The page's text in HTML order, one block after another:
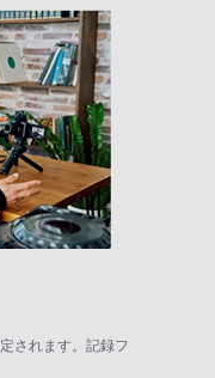
されます。記録フ